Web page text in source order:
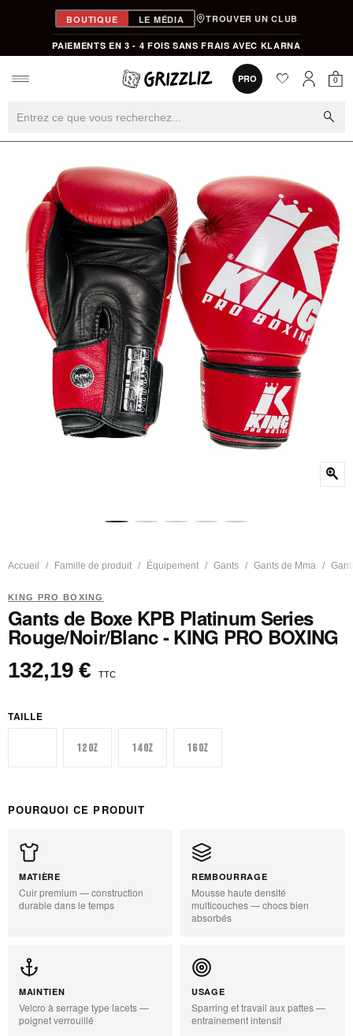
BOUTIQUE LE MÉDIA TROUVER UN CLUB
PAIEMENTS EN 3 - 4 FOIS SANS FRAIS AVEC KLARNA
PRO favorite0
0
search
zoom_in
Accueil Famille de produit Équipement Gants Gants de Mma
KING PRO BOXING
Gants de Boxe KPB Platinum Series
Rouge/Noir/Blanc - KING PRO BOXING
132,19 € TTC
TAILLE
12 oz 14 oz 16 oz
POURQUOI CE PRODUIT
MATIÈRE
Cuir premium — construction
durable dans le temps
REMBOURRAGE
Mousse haute densité
multicouches — chocs bien
absorbés
MAINTIEN
Velcro à serrage type lacets —
poignet verrouillé
USAGE
Sparring et travail aux pattes —
entraînement intensif